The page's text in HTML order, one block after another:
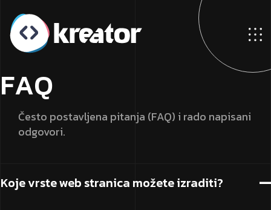
FAQ
Često postavljena pitanja (FAQ) i rado napisani
odgovori.
Koje vrste web stranica možete izraditi?